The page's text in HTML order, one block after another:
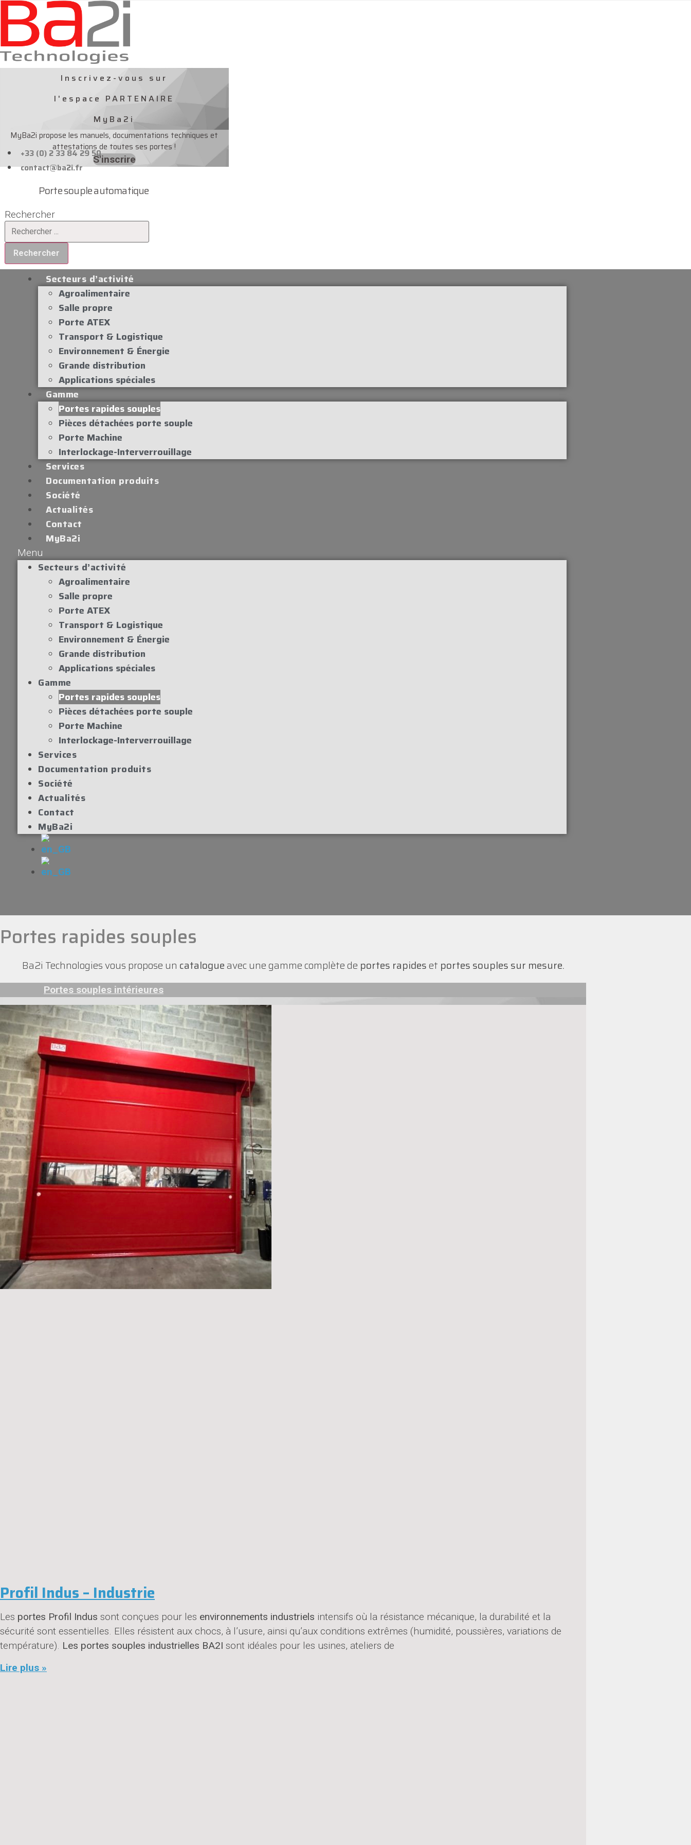
Aller
au
contenu
Inscrivez-vous sur
l'espace PARTENAIRE
MyBa2i
MyBa2i propose les manuels, documentations techniques et
attestations de toutes ses portes !
S'inscrire
+33 (0) 2 33 84 29 50
contact@ba2i.fr
Porte souple automatique
Rechercher
Rechercher
Secteurs d’activité
Agroalimentaire
Salle propre
Porte ATEX
Transport & Logistique
Environnement & Énergie
Grande distribution
Applications spéciales
Gamme
Portes rapides souples
Pièces détachées porte souple
Porte Machine
Interlockage-Interverrouillage
Services
Documentation produits
Société
Actualités
Contact
MyBa2i
Menu
Secteurs d’activité
Agroalimentaire
Salle propre
Porte ATEX
Transport & Logistique
Environnement & Énergie
Grande distribution
Applications spéciales
Gamme
Portes rapides souples
Pièces détachées porte souple
Porte Machine
Interlockage-Interverrouillage
Services
Documentation produits
Société
Actualités
Contact
MyBa2i
Portes rapides souples
Ba2i Technologies vous propose un catalogue avec une gamme complète de portes rapideset portes souples sur mesure.
Portes souples intérieures
Profil Indus – Industrie
Les portes Profil Indus sont conçues pour les environnements industriels intensifs où la résistance mécanique, la durabilité et la
sécurité sont essentielles. Elles résistent aux chocs, à l’usure, ainsi qu’aux conditions extrêmes (humidité, poussières, variations de
température). Les portes souples industrielles BA2I sont idéales pour les usines, ateliers de
Lire plus »